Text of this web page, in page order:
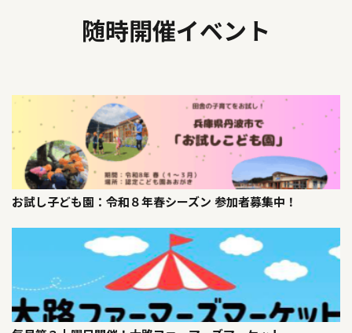
随時開催イベント
お試し子ども園：令和８年春シーズン 参加者募集中！